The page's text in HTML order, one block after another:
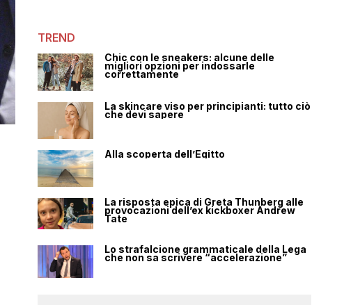
TREND
Chic con le sneakers: alcune delle
migliori opzioni per indossarle
correttamente
La skincare viso per principianti: tutto ciò
che devi sapere
Alla scoperta dell’Egitto
La risposta epica di Greta Thunberg alle
provocazioni dell’ex kickboxer Andrew
Tate
Lo strafalcione grammaticale della Lega
che non sa scrivere “accelerazione”